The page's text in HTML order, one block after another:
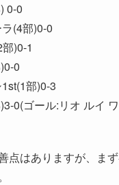
0-0
(4部)0-0
)0-1
0
部)0-3
0(ゴール:リオ ルイ
点はありますが、ま